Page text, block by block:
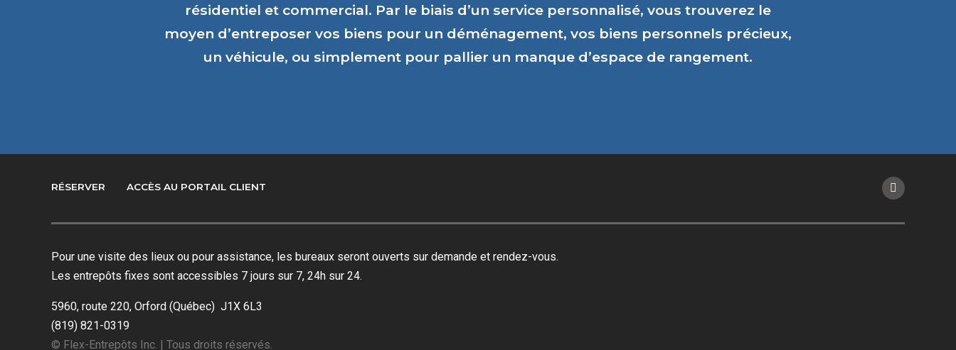
résidentiel et commercial. Par le biais d’un service personnalisé, vous trouverez le
moyen d’entreposer vos biens pour un déménagement, vos biens personnels précieux,
un véhicule, ou simplement pour pallier un manque d’espace de rangement.
RÉSERVER ACCÈS AU PORTAIL CLIENT
Pour une visite des lieux ou pour assistance, les bureaux seront ouverts sur demande et rendez-vous.
Les entrepôts fixes sont accessibles 7 jours sur 7, 24h sur 24.
5960, route 220, Orford (Québec) J1X 6L3
(819) 821-0319
© Flex-Entrepôts Inc. | Tous droits réservés.